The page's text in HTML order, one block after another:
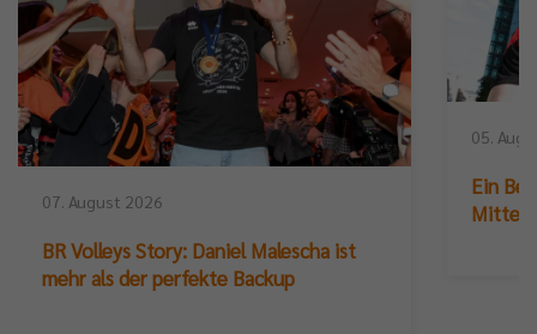
07. August 2026
BR Volleys Story: Daniel Malescha ist
mehr als der perfekte Backup
05.
Ein